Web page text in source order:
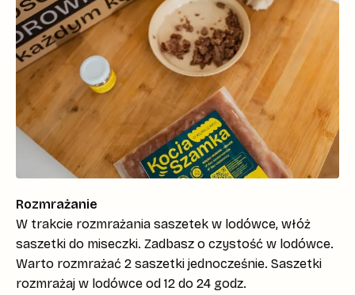
Rozmrażanie
W trakcie rozmrażania saszetek w lodówce, włóż
saszetki do miseczki. Zadbasz o czystość w lodówce.
Warto rozmrażać 2 saszetki jednocześnie. Saszetki
rozmrażaj w lodówce od 12 do 24 godz.